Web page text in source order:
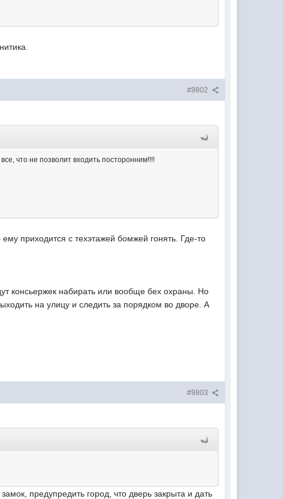
#9802
что не позволит входить посторонним!!!!
приходится с техэтажей бомжей гонять. Где-то
консьержек набирать или вообще бех охраны. Но
на улицу и следить за порядком во дворе. А
#9803
предупредить город, что дверь закрыта и дать